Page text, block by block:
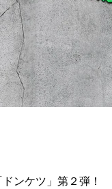
ンケツ」第２弾！